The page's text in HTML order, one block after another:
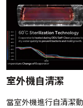
室外機自清潔
當室外機進行自清潔